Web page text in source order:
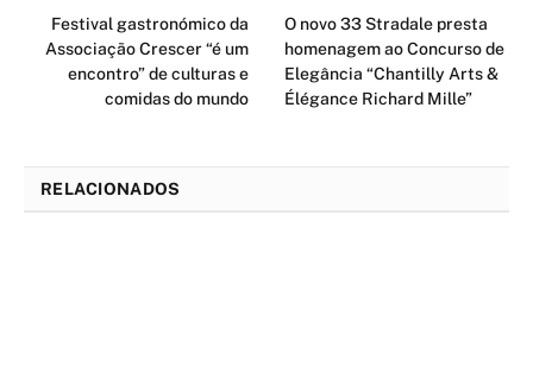
Festival gastronómico da
Associação Crescer “é um
encontro” de culturas e
comidas do mundo
O novo 33 Stradale presta
homenagem ao Concurso de
Elegância “Chantilly Arts &
Élégance Richard Mille”
RELACIONADOS